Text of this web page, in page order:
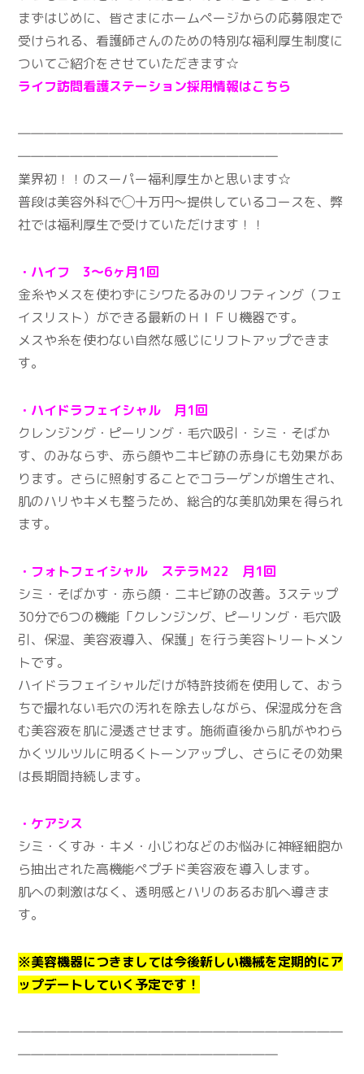
まずはじめに、皆さまにホームページからの応募限定で
受けられる、看護師さんのための特別な福利厚生制度に
ついてご紹介をさせていただきます☆
ライフ訪問看護ステーション採用情報はこちら
―――――――――――――――――――――――――
――――――――――――――――――――
業界初！！のスーパー福利厚生かと思います☆
普段は美容外科で◯十万円〜提供しているコースを、弊
社では福利厚生で受けていただけます！！
・ハイフ 3～6ヶ月1回
金糸やメスを使わずにシワたるみのリフティング（フェ
イスリスト）ができる最新のＨＩＦＵ機器です。
メスや糸を使わない自然な感じにリフトアップできま
す。
・ハイドラフェイシャル 月1回
クレンジング・ピーリング・毛穴吸引・シミ・そばか
す、のみならず、赤ら顔やニキビ跡の赤身にも効果があ
ります。さらに照射することでコラーゲンが増生され、
肌のハリやキメも整うため、総合的な美肌効果を得られ
ます。
・フォトフェイシャル ステラＭ22 月1回
シミ・そばかす・赤ら顔・ニキビ跡の改善。3ステップ
30分で6つの機能「クレンジング、ピーリング・毛穴吸
引、保湿、美容液導入、保護」を行う美容トリートメン
トです。
ハイドラフェイシャルだけが特許技術を使用して、おう
ちで撮れない毛穴の汚れを除去しながら、保湿成分を含
む美容液を肌に浸透させます。施術直後から肌がやわら
かくツルツルに明るくトーンアップし、さらにその効果
は長期間持続します。
・ケアシス
シミ・くすみ・キメ・小じわなどのお悩みに神経細胞か
ら抽出された高機能ペプチド美容液を導入します。
肌への刺激はなく、透明感とハリのあるお肌へ導きま
す。
※美容機器につきましては今後新しい機械を定期的にア
ップデートしていく予定です！
―――――――――――――――――――――――――
――――――――――――――――――――